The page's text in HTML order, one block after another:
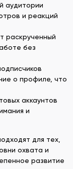
аудитории
и реакций
раскрученный
без
о профиле, что
аккаунтов
и
для тех,
охвата и
развитие